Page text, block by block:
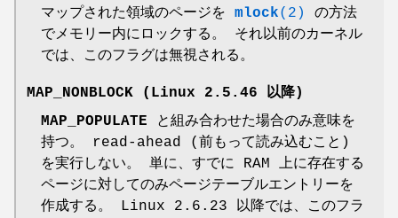
マップされた領域のページを mlock(2)
の方法
でメモリー内にロックする。 それ以前のカーネル
では、このフラグは無視される。
MAP_NONBLOCK (Linux 2.5.46 以降)
MAP_POPULATE と組み合わせた場合のみ意味を
持つ。 read-ahead (前もって読み込むこと)
を実行しない。 単に、すでに RAM 上に存在する
ページに対してのみページテーブルエントリーを
作成する。 Linux 2.6.23 以降では、このフラ